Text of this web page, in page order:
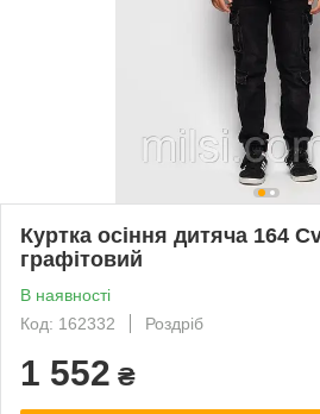
Куртка осіння дитяча 164
графітовий
В наявності
Код: 162332
Роздріб
1 552 ₴